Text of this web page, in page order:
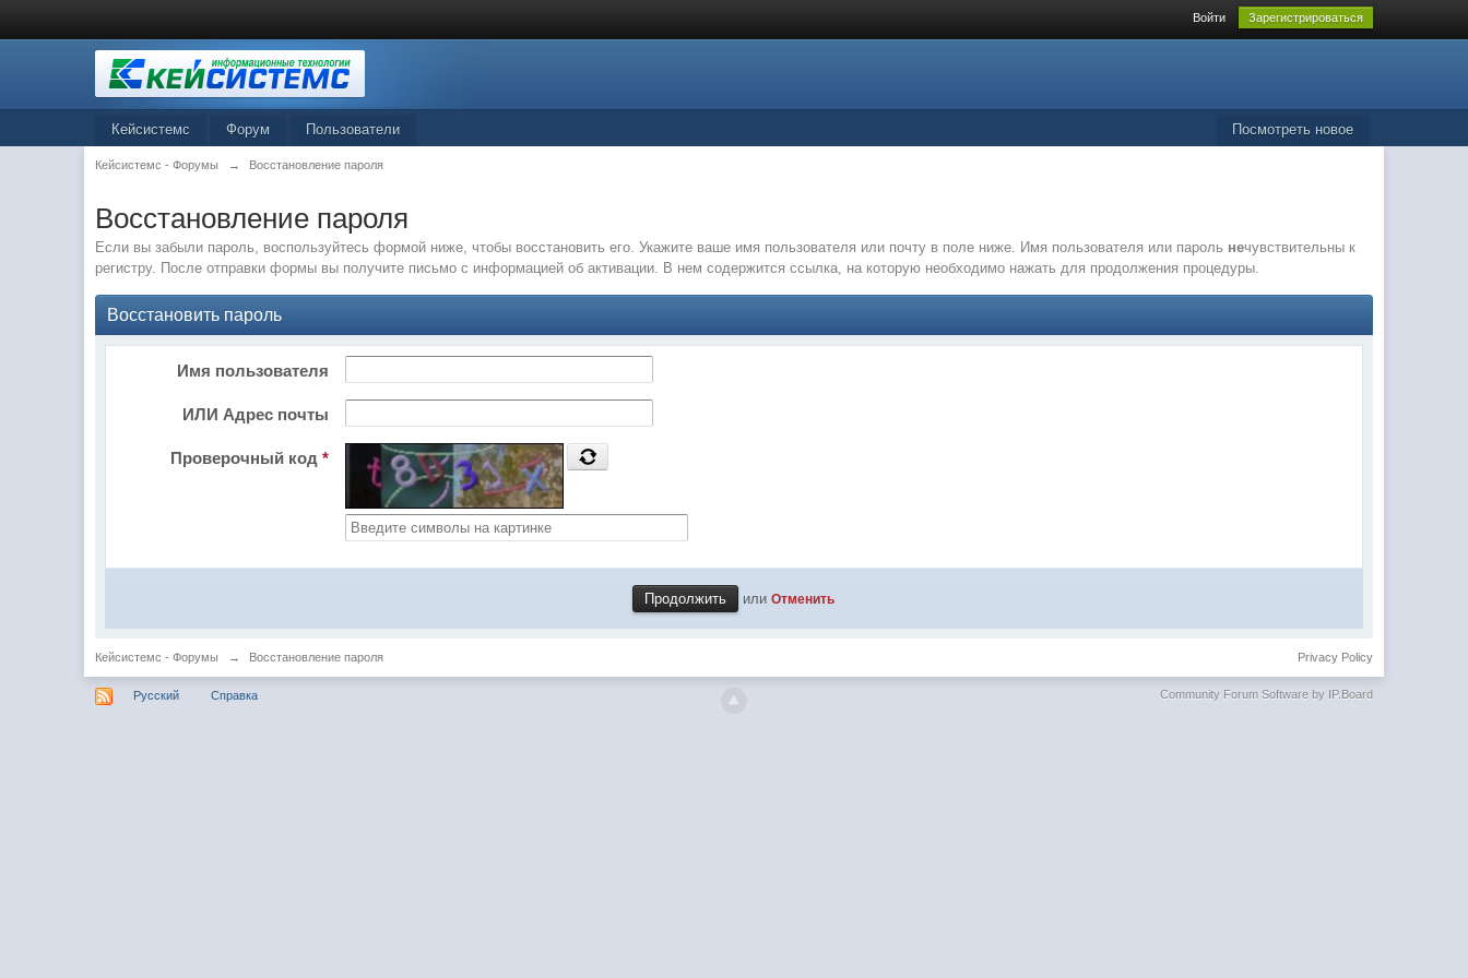
Войти Зарегистрироваться
Посмотреть новое
Кейсистемс Форум Пользователи
Кейсистемс - Форумы → Восстановление пароля
Восстановление пароля
Если вы забыли пароль, воспользуйтесь формой ниже, чтобы восстановить его. Укажите ваше имя пользователя или почту в поле ниже. Имя пользователя или пароль нечувствительны к
регистру. После отправки формы вы получите письмо с информацией об активации. В нем содержится ссылка, на которую необходимо нажать для продолжения процедуры.
Восстановить пароль
Имя пользователя
ИЛИ Адрес почты
Проверочный код*
илиОтменить
Кейсистемс - Форумы → Восстановление пароля Privacy Policy
Русский Справка Community Forum Software by IP.Board